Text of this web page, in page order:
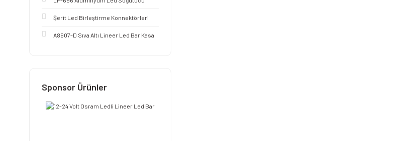
Şerit Led Birleştirme Konnektörleri
A8607-D Sıva Altı Lineer Led Bar Kasa
Sponsor Ürünler